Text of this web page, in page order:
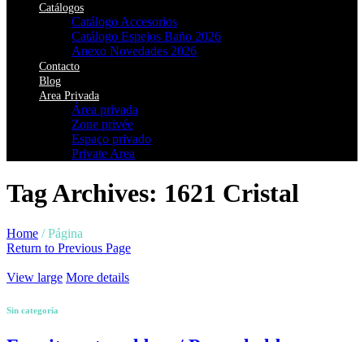
Catálogos
Catálogo Accesorios
Catálogo Espejos Baño 2026
Anexo Novedades 2026
Contacto
Blog
Area Privada
Área privada
Zone privée
Espaço privado
Private Area
Tag Archives: 1621 Cristal
Home / Página
Return to Previous Page
View large More details
Sin categoría